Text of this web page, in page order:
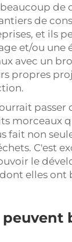
de
de
et ils
et/ou une
avec un
propres
passer
morceaux
fait non
C'est
le
elles ont